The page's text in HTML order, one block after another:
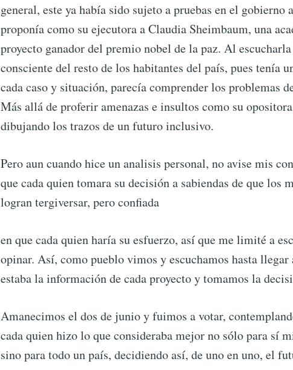
general, este ya había sido sujeto a pruebas en el gobierno
proponía como su ejecutora a Claudia Sheimbaum, una
proyecto ganador del premio nobel de la paz. Al
consciente del resto de los habitantes del país, pues tenía
cada caso y situación, parecía comprender los problemas
Más allá de proferir amenazas e insultos como su
dibujando los trazos de un futuro inclusivo.
Pero aun cuando hice un analisis personal, no avise mis
que cada quien tomara su decisión a sabiendas de que los
logran tergiversar, pero confiada
en que cada quien haría su esfuerzo, así que me limité a
opinar. Así, como pueblo vimos y escuchamos hasta
estaba la información de cada proyecto y tomamos la
Amanecimos el dos de junio y fuimos a votar,
cada quien hizo lo que consideraba mejor no sólo para sí
sino para todo un país, decidiendo así, de uno en uno, el